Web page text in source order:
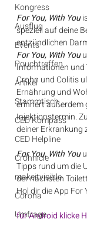
Kongress
Ausflug
Events
Pouchtreffen
Artikel
Stammtisch
CED Kompass
CED Helpline
Crohnicle
makeitvisible
Corona
Umfrage
For You, With You
speziell auf deine
entzündlichen
For You, With You
Informationen und
Crohn und Colitis
Ernährung und
erinnert außerdem
Injektionstermin.
deiner Erkrankung
For You, With You
Tipps rund um die
der nächsten
Hol dir die App For
für Android klicke